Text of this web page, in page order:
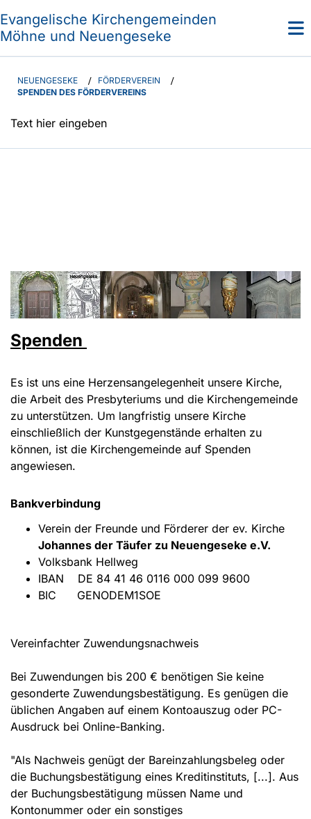
Evangelische Kirchengemeinden
Möhne und Neuengeseke
NEUENGESEKE / FÖRDERVEREIN /
SPENDEN DES FÖRDERVEREINS
Text hier eingeben
Spenden
Es ist uns eine Herzensangelegenheit unsere Kirche,
die Arbeit des Presbyteriums und die Kirchengemeinde
zu unterstützen. Um langfristig unsere Kirche
einschließlich der Kunstgegenstände erhalten zu
können, ist die Kirchengemeinde auf Spenden
angewiesen.
Bankverbindung
Verein der Freunde und Förderer der ev. Kirche
Johannes der Täufer zu Neuengeseke e.V.
Volksbank Hellweg
IBAN DE 84 41 46 0116 000 099 9600
BIC GENODEM1SOE
Vereinfachter Zuwendungsnachweis
Bei Zuwendungen bis 200 € benötigen Sie keine
gesonderte Zuwendungsbestätigung. Es genügen die
üblichen Angaben auf einem Kontoauszug oder PC-
Ausdruck bei Online-Banking.
"Als Nachweis genügt der Bareinzahlungsbeleg oder
die Buchungsbestätigung eines Kreditinstituts, [...]. Aus
der Buchungsbestätigung müssen Name und
Kontonummer oder ein sonstiges